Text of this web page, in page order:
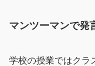
マンツーマンで発
学校の授業ではクラ